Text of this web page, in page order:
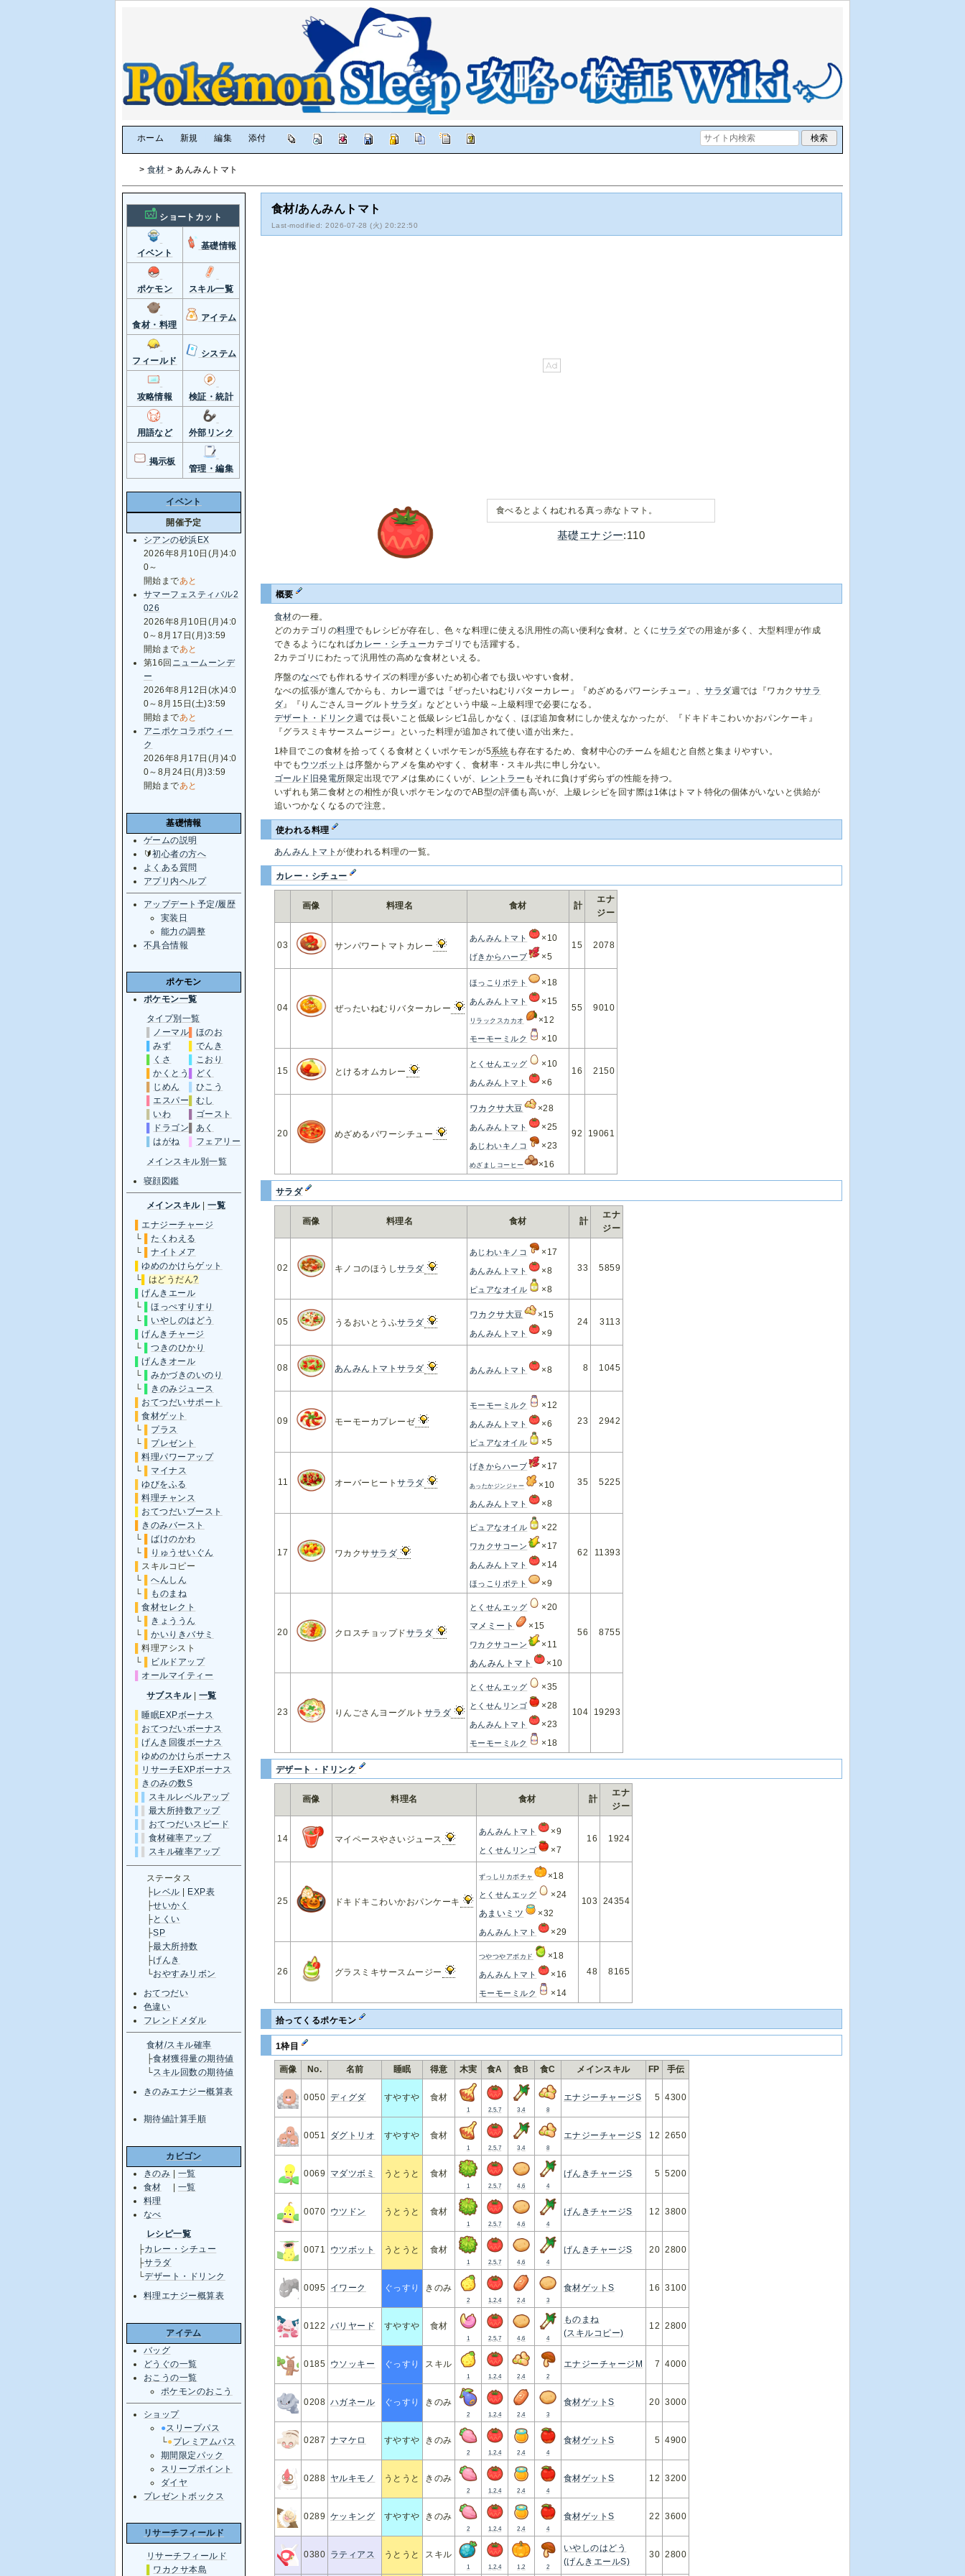
ホーム 新規 編集 添付
> 食材 > あんみんトマト
食材/あんみんトマト
Last-modified: 2026-07-28 (火) 20:22:50
食べるとよくねむれる真っ赤なトマト。
基礎エナジー:110
概要
食材の一種。
どのカテゴリの料理でもレシピが存在し、色々な料理に使える汎用性の高い便利な食材。とくにサラダでの用途が多く、大型料理が作成
できるようになればカレー・シチューカテゴリでも活躍する。
2カテゴリにわたって汎用性の高めな食材といえる。
序盤のなべでも作れるサイズの料理が多いため初心者でも扱いやすい食材。
なべの拡張が進んでからも、カレー週では『ぜったいねむりバターカレー』『めざめるパワーシチュー』、サラダ週では『ワカクササラ
ダ』『りんごさんヨーグルトサラダ』などという中級～上級料理で必要になる。
デザート・ドリンク週では長いこと低級レシピ1品しかなく、ほぼ追加食材にしか使えなかったが、『ドキドキこわいかおパンケーキ』
『グラスミキサースムージー』といった料理が追加されて使い道が出来た。
1枠目でこの食材を拾ってくる食材とくいポケモンが5系統 も存在するため、食材中心のチームを組むと自然と集まりやすい。
中でも ウツボット は序盤からアメを集めやすく、食材率・スキル共に申し分ない。
ゴールド旧発電所限定出現でアメは集めにくいが、 レントラー もそれに負けず劣らずの性能を持つ。
いずれも第二食材との相性が良いポケモンなのでAB型の評価も高いが、上級レシピを回す際は1体はトマト特化の個体がいないと供給が
追いつかなくなるので注意。
使われる料理
あんみんトマトが使われる料理の一覧。
カレー・シチュー
画像 料理名 食材 計
エナ
ジー
03 サンパワートマトカレー
あんみんトマト ×10
げきからハーブ ×5
15 2078
04 ぜったいねむりバターカレー
ほっこりポテト ×18
あんみんトマト ×15
リラックスカカオ ×12
モーモーミルク ×10
55 9010
15 とけるオムカレー
とくせんエッグ ×10
あんみんトマト ×6
16 2150
20 めざめるパワーシチュー
ワカクサ大豆 ×28
あんみんトマト ×25
あじわいキノコ ×23
めざましコーヒー ×16
92 19061
サラダ
画像 料理名 食材 計
エナ
ジー
02 キノコのほうしサラダ
あじわいキノコ ×17
あんみんトマト ×8
ピュアなオイル ×8
33 5859
05 うるおいとうふサラダ
ワカクサ大豆 ×15
あんみんトマト ×9
24 3113
08 あんみんトマトサラダ あんみんトマト ×8 8 1045
09 モーモーカプレーゼ
モーモーミルク ×12
あんみんトマト ×6
ピュアなオイル ×5
23 2942
11 オーバーヒートサラダ
げきからハーブ ×17
あったかジンジャー ×10
あんみんトマト ×8
35 5225
17 ワカクササラダ
ピュアなオイル ×22
ワカクサコーン ×17
あんみんトマト ×14
ほっこりポテト ×9
62 11393
20 クロスチョップドサラダ
とくせんエッグ
×20
マメミート
×15
ワカクサコーン
×11
あんみんトマト
×10
56 8755
23 りんごさんヨーグルト サラダ
とくせんエッグ ×35
とくせんリンゴ ×28
あんみんトマト ×23
モーモーミルク ×18
104 19293
デザート・ドリンク
画像 料理名 食材 計
エナ
ジー
14 マイペースやさいジュース
あんみんトマト ×9
とくせんリンゴ ×7
16 1924
25 ドキドキこわいかおパンケーキ
ずっしりカボチャ ×18
とくせんエッグ
×24
あまいミツ
×32
あんみんトマト ×29
103 24354
26 グラスミキサースムージー
つやつやアボカド ×18
あんみんトマト ×16
モーモーミルク ×14
48 8165
拾ってくるポケモン
1枠目
画像 No. 名前 睡眠 得意 木実 食A 食B 食C メインスキル FP 手伝
0050 ディグダ すやすや 食材
1 2,5,7 3,4 8
エナジーチャージS 5 4300
0051 ダグトリオ すやすや 食材
1 2,5,7 3,4 8
エナジーチャージS 12 2650
0069 マダツボミ うとうと 食材
1 2,5,7 4,6 4
げんきチャージS 5 5200
0070 ウツドン うとうと 食材
1 2,5,7 4,6 4
げんきチャージS 12 3800
0071 ウツボット うとうと 食材
1 2,5,7 4,6 4
げんきチャージS 20 2800
0095 イワーク ぐっすり きのみ
2 1,2,4 2,4 3
食材ゲットS 16 3100
0122 バリヤード すやすや 食材
1 2,5,7 4,6 4
ものまね
(スキルコピー)
12 2800
0185 ウソッキー ぐっすり スキル
1 1,2,4 2,4 2
エナジーチャージM 7 4000
0208 ハガネール ぐっすり きのみ
2 1,2,4 2,4 3
食材ゲットS 20 3000
0287 ナマケロ すやすや きのみ
2 1,2,4 2,4 4
食材ゲットS 5 4900
0288 ヤルキモノ うとうと きのみ
2 1,2,4 2,4 4
食材ゲットS 12 3200
0289 ケッキング すやすや きのみ
2 1,2,4 2,4 4
食材ゲットS 22 3600
0380 ラティアス うとうと スキル
1 1,2,4 1,2 2
いやしのはどう
(げんきエールS)
30 2800
ショートカット
イベント
基礎情報
ポケモン スキル一覧
食材・料理
アイテム
フィールド
システム
攻略情報 検証・統計
用語など 外部リンク
掲示板
管理・編集
イベント
開催予定
シアンの砂浜EX
2026年8月10日(月)4:0
0～
開始まであと
サマーフェスティバル2
026
2026年8月10日(月)4:0
0～8月17日(月)3:59
開始まであと
第16回 ニュームーンデ
ー
2026年8月12日(水)4:0
0～8月15日(土)3:59
開始まであと
アニポケコラボウィー
ク
2026年8月17日(月)4:0
0～8月24日(月)3:59
開始まであと
基礎情報
ゲームの説明
🔰初心者の方へ
よくある質問
アプリ内ヘルプ
アップデート予定/履歴
実装日
能力の調整
不具合情報
ポケモン
ポケモン一覧
タイプ別一覧
ノーマル
ほのお
▌みず
でんき
くさ
こおり
▌かくとう
どく
じめん
ひこう
エスパー
むし
いわ
ゴースト
ドラゴン
あく
▌はがね
フェアリー
メインスキル別一覧
寝顔図鑑
メインスキル|一覧
エナジーチャージ
└
▌たくわえる
└
▌ナイトメア
▌ゆめのかけらゲット
└
はどうだん?
▌げんきエール
└
▌ほっぺすりすり
└
いやしのはどう
▌げんきチャージ
└
▌つきのひかり
▌げんきオール
└
▌みかづきのいのり
└
きのみジュース
おてつだいサポート
▌食材ゲット
└
プラス
└
プレゼント
▌料理パワーアップ
└
マイナス
▌ゆびをふる
▌料理チャンス
おてつだいブースト
きのみバースト
└
▌ばけのかわ
└
りゅうせいぐん
スキルコピー
└
▌へんしん
└
ものまね
▌食材セレクト
└
きょううん
└
▌かいりきバサミ
▌料理アシスト
└
ビルドアップ
オールマイティー
サブスキル| 一覧
睡眠EXPボーナス
おてつだいボーナス
▌げんき回復ボーナス
▌ゆめのかけらボーナス
リサーチEXPボーナス
きのみの数S
スキルレベルアップ
最大所持数アップ
おてつだいスピード
食材確率アップ
スキル確率アップ
ステータス
├レベル | EXP表
├せいかく
├とくい
├SP
├最大所持数
├げんき
└おやすみリボン
おてつだい
色違い
フレンドメダル
食材/スキル確率
├食材獲得量の期待値
└スキル回数の期待値
きのみエナジー概算表
期待値計算手順
カビゴン
きのみ | 一覧
食材 | 一覧
料理
なべ
レシピ一覧
├カレー・シチュー
├サラダ
└デザート・ドリンク
料理エナジー概算表
アイテム
バッグ
どうぐの一覧
おこうの一覧
ポケモンのおこう
ショップ
●スリープパス
└●プレミアムパス
期間限定パック
スリープポイント
ダイヤ
プレゼントボックス
リサーチフィールド
リサーチフィールド
ワカクサ本島